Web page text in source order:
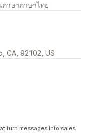
าษาภาษาไทย
CA, 92102, US
turn messages into sales